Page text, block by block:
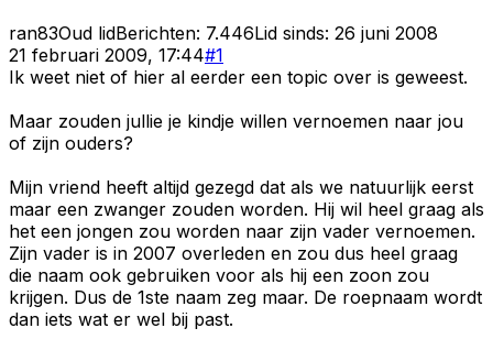
ran83Oud lidBerichten: 7.446Lid sinds: 26 juni 2008
21 februari 2009, 17:44#1
Ik weet niet of hier al eerder een topic over is geweest.
Maar zouden jullie je kindje willen vernoemen naar jou
of zijn ouders?
Mijn vriend heeft altijd gezegd dat als we natuurlijk eerst
maar een zwanger zouden worden. Hij wil heel graag als
het een jongen zou worden naar zijn vader vernoemen.
Zijn vader is in 2007 overleden en zou dus heel graag
die naam ook gebruiken voor als hij een zoon zou
krijgen. Dus de 1ste naam zeg maar. De roepnaam wordt
dan iets wat er wel bij past.